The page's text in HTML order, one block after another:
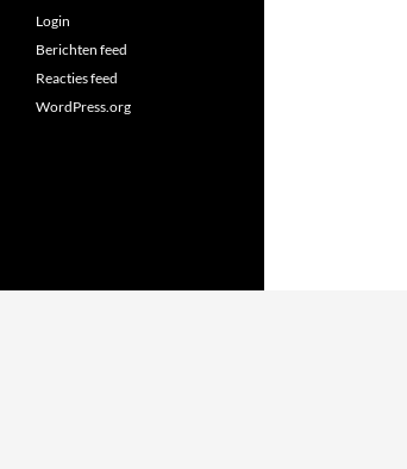
Login
Berichten feed
Reacties feed
WordPress.org